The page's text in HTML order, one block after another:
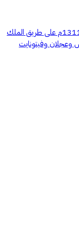
مستودع في منطقة قريبة من المدينة مساحته 1311م على طريق الملك
وعجلان وفيتونايت